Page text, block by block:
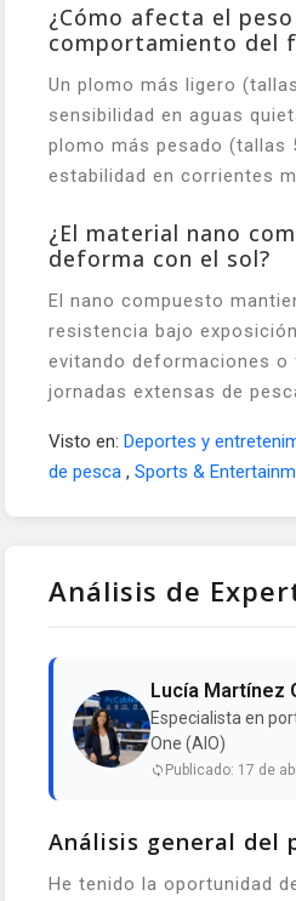
¿Cómo afecta el
comportamiento del
Un plomo más ligero
sensibilidad en aguas
plomo más pesado (tallas
estabilidad en corrientes
¿El material nano
deforma con el sol?
El nano compuesto
resistencia bajo
evitando deformaciones o
jornadas extensas de
Visto en: Deportes y
de pesca , Sports &
Análisis de
Lucía Martínez
Especialista en
One (AIO)
Publicado: 17 de
Análisis general del
He tenido la oportunidad